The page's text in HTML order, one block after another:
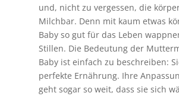
und, nicht zu vergessen, die
Milchbar. Denn mit kaum etwas
Baby so gut für das Leben
Stillen. Die Bedeutung der
Baby ist einfach zu beschreiben:
perfekte Ernährung. Ihre
geht sogar so weit, dass sie sich